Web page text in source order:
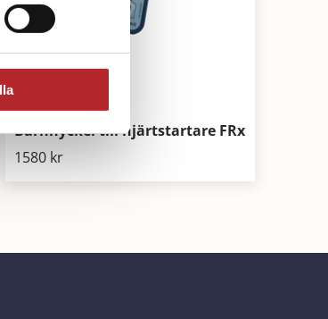
Barnnyckel till hjärtstartare FRx
1580 kr